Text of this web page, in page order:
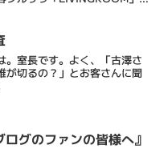
ひとときを提供するメンズバ
...
。室長です。よく、「古澤さ
が切るの？」とお客さんに聞
ログのファンの皆様へ』